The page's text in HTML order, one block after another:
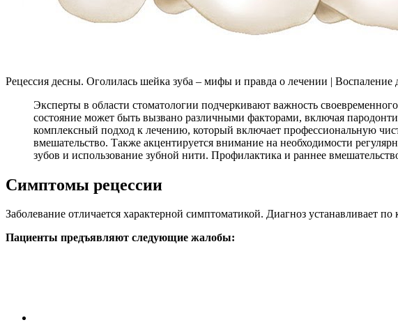
Рецессия десны. Оголилась шейка зуба – мифы и правда о лечении | Воспаление
Эксперты в области стоматологии подчеркивают важность
состояние может быть вызвано различными факторами, включая
комплексный подход к лечению, который включает профессиональную
вмешательство. Также акцентируется внимание на необходимости
зубов и использование зубной нити. Профилактика и раннее
Симптомы рецессии
Заболевание отличается характерной симптоматикой. Диагноз устанавливает
Пациенты предъявляют следующие жалобы: